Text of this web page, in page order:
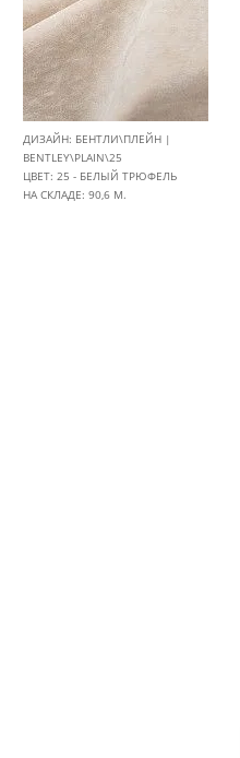
ДИЗАЙН: БЕНТЛИ\ПЛЕЙН |
BENTLEY\PLAIN\25
ЦВЕТ: 25 - БЕЛЫЙ ТРЮФЕЛЬ
НА СКЛАДЕ: 90,6 М.